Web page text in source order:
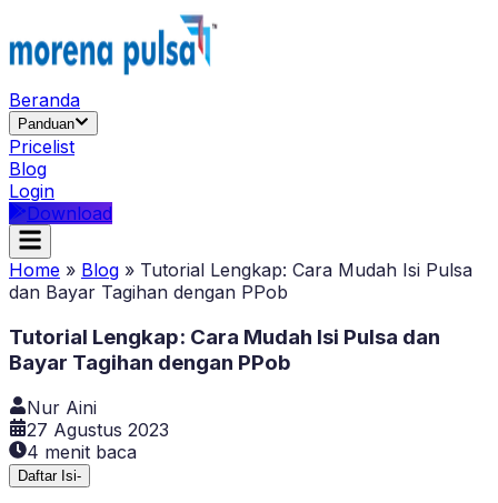
Beranda
Panduan
Pricelist
Blog
Login
Download
Home » Blog » Tutorial Lengkap: Cara Mudah Isi Pulsa
dan Bayar Tagihan dengan PPob
Tutorial Lengkap: Cara Mudah Isi Pulsa dan
Bayar Tagihan dengan PPob
Nur Aini
27 Agustus 2023
4 menit baca
Daftar Isi-